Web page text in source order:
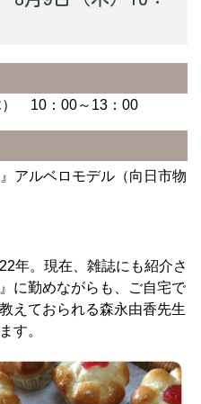
） 10：00～13：00
アルベロモデル（向日市物
年。現在、雑誌にも紹介さ
に勤めながらも、ご自宅で
えておられる森永由香先生
す。